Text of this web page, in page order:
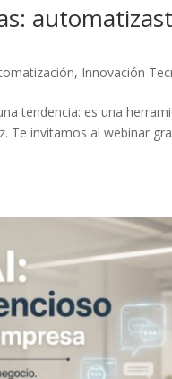
, Innovación
tendencia: es una
Te invitamos al webinar